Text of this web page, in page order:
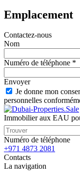
Emplacement
Contactez-nous
Nom
Numéro de téléphone *
Envoyer
Je donne mon
personnelles
Immobilier aux EAU
Numéro de téléphone
+971 4873 2081
Contacts
La navigation